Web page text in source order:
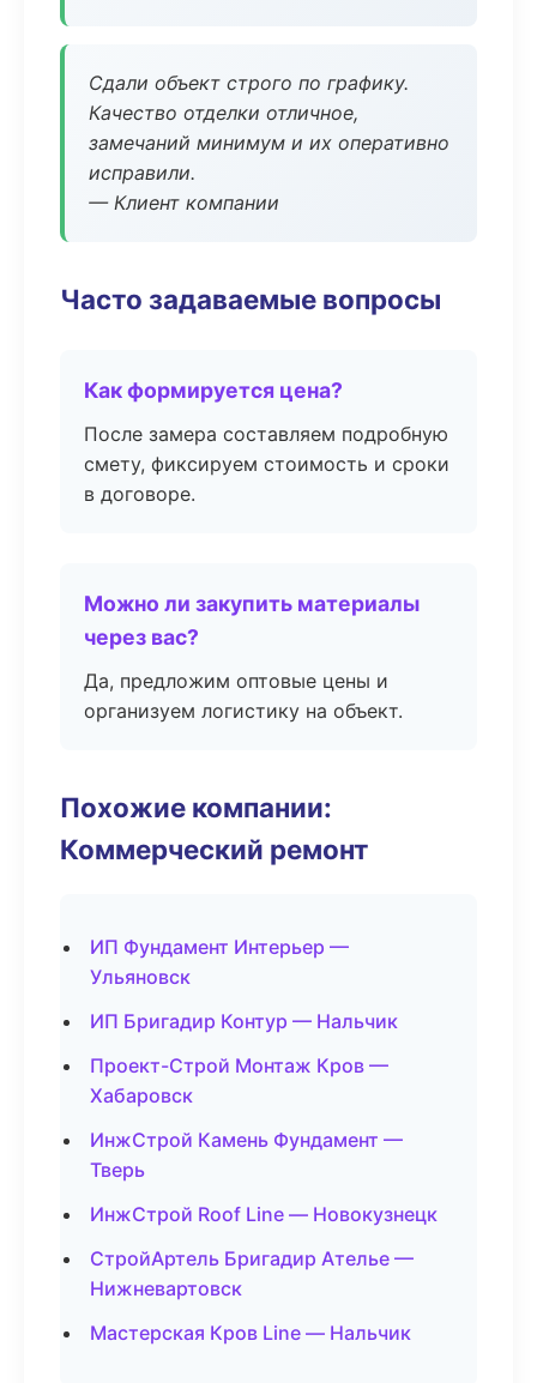
Сдали объект строго по графику.
Качество отделки отличное,
замечаний минимум и их оперативно
исправили.
— Клиент компании
Часто задаваемые вопросы
Как формируется цена?
После замера составляем подробную
смету, фиксируем стоимость и сроки
в договоре.
Можно ли закупить материалы
через вас?
Да, предложим оптовые цены и
организуем логистику на объект.
Похожие компании:
Коммерческий ремонт
ИП Фундамент Интерьер —
Ульяновск
ИП Бригадир Контур — Нальчик
Проект-Строй Монтаж Кров —
Хабаровск
ИнжСтрой Камень Фундамент —
Тверь
ИнжСтрой Roof Line — Новокузнецк
СтройАртель Бригадир Ателье —
Нижневартовск
Мастерская Кров Line — Нальчик